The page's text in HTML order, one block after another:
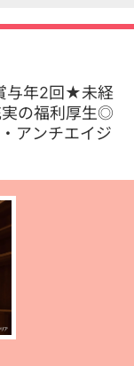
与年2回★未経
の福利厚生◎
アンチエイジ